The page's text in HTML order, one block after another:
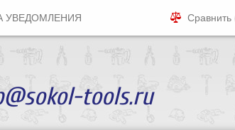
УВЕДОМЛЕНИЯ Сравнить
tools.ru